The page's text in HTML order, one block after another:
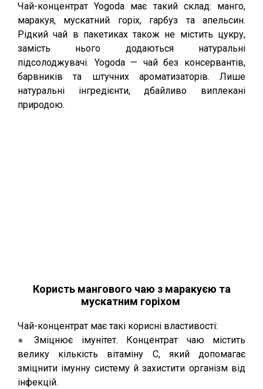
Чай-концентрат Yogoda має такий склад: манго,
маракуя, мускатний горіх, гарбуз та апельсин.
Рідкий чай в пакетиках також не містить цукру,
замість нього додаються натуральні
підсолоджувачі. Yogoda — чай без консервантів,
барвників та штучних ароматизаторів. Лише
натуральні інгредієнти, дбайливо виплекані
природою.
Користь мангового чаю з маракуєю та
мускатним горіхом
Чай-концентрат має такі корисні властивості:
●Зміцнює імунітет. Концентрат чаю містить
велику кількість вітаміну С, який допомагає
зміцнити імунну систему й захистити організм від
інфекцій.